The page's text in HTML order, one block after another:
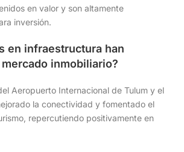
en valor y son altamente
inversión.
en infraestructura han
inmobiliario?
Aeropuerto Internacional de Tulum y el
la conectividad y fomentado el
repercutiendo positivamente en